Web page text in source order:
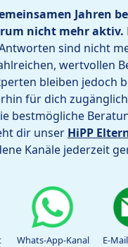
Jahren
nicht mehr aktiv.
sind nicht
wertvollen
bleiben jedoch
für dich
bestmögliche
dir unser HiPP
Kanäle jederzeit
Whats-App-Kanal E-